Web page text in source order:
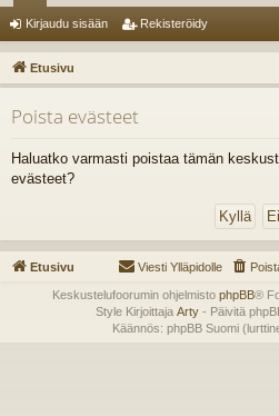
es
ku
st
el
ua
t
Kirjaudu sisään Rekisteröidy
Etusivu
Poista evästeet
Haluatko varmasti poistaa tämän
evästeet?
Etusivu Viesti Ylläpidolle
Keskustelufoorumin ohjelmisto phpBB®
Style Kirjoittaja Arty- Päivitä
Käännös: phpBB Suomi